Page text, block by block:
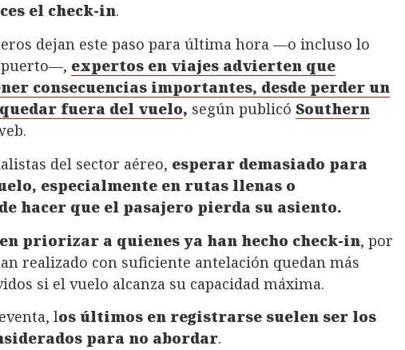
el check-in.
dejan este paso para última hora —o incluso lo
expertos en viajes advierten que
consecuencias importantes, desde perder un
fuera del vuelo, según publicó Southern
del sector aéreo, esperar demasiado para
especialmente en rutas llenas o
hacer que el pasajero pierda su asiento.
priorizar a quienes ya han hecho check-in, por
realizado con suficiente antelación quedan más
si el vuelo alcanza su capacidad máxima.
los últimos en registrarse suelen ser los
para no abordar.